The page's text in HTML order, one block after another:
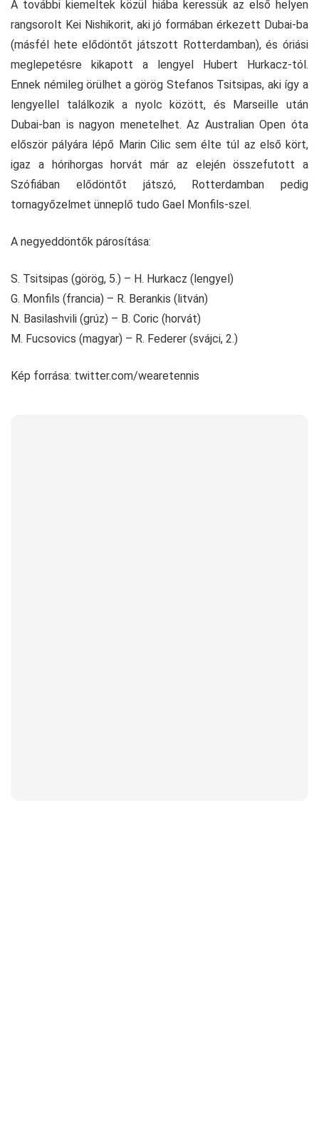
A további kiemeltek közül hiába keressük az első helyen
rangsorolt Kei Nishikorit, aki jó formában érkezett Dubai-ba
(másfél hete elődöntőt játszott Rotterdamban), és óriási
meglepetésre kikapott a lengyel Hubert Hurkacz-tól.
Ennek némileg örülhet a görög Stefanos Tsitsipas, aki így a
lengyellel találkozik a nyolc között, és Marseille után
Dubai-ban is nagyon menetelhet. Az Australian Open óta
először pályára lépő Marin Cilic sem élte túl az első kört,
igaz a hórihorgas horvát már az elején összefutott a
Szófiában elődöntőt játszó, Rotterdamban pedig
tornagyőzelmet ünneplő tudo Gael Monfils-szel.
A negyeddöntők párosítása:
S. Tsitsipas (görög, 5.) – H. Hurkacz (lengyel)
G. Monfils (francia) – R. Berankis (litván)
N. Basilashvili (grúz) – B. Coric (horvát)
M. Fucsovics (magyar) – R. Federer (svájci, 2.)
Kép forrása: twitter.com/wearetennis